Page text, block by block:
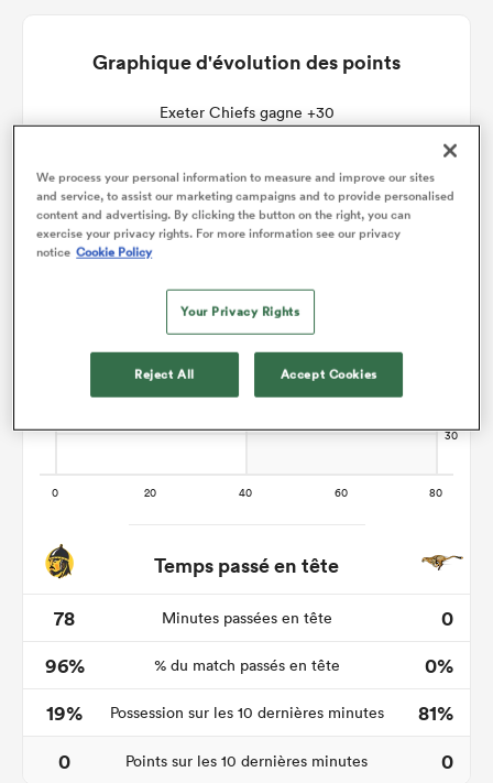
Graphique d'évolution des points
Exeter Chiefs gagne +30
Temps passé en tête
78
Minutes passées en tête
0
96%
% du match passés en tête
0%
19%
Possession sur les 10 dernières minutes
81%
0
Points sur les 10 dernières minutes 0
We process your personal information to measure and improve our sites
and service, to assist our marketing campaigns and to provide personalised
content and advertising. By clicking the button on the right, you can
exercise your privacy rights. For more information see our privacy
notice Cookie Policy
Your Privacy Rights
Reject All Accept Cookies